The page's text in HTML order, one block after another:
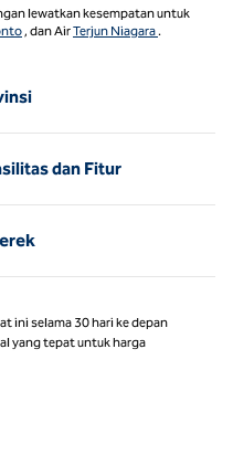
lewatkan kesempatan untuk
, dan AirTerjun Niagara .
dan Fitur
ini selama 30 hari ke depan
yang tepat untuk harga